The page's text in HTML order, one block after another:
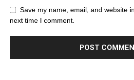
Save my name, email, and website
next time I comment.